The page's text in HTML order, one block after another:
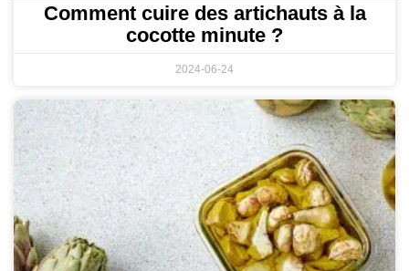
Comment cuire des artichauts à la
cocotte minute ?
2024-06-24